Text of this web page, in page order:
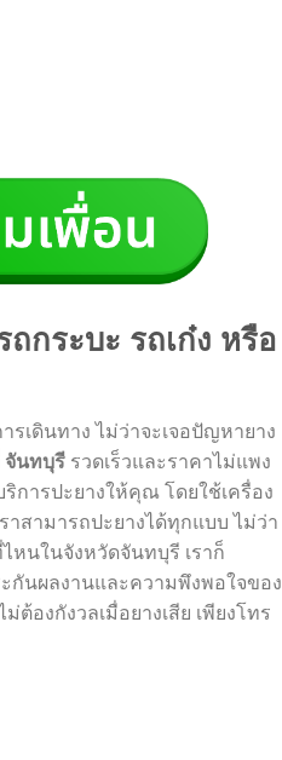
กระบะ รถเก๋ง หรือ
เดินทาง ไม่ว่าจะเจอปัญหายาง
จันทบุรี รวดเร็วและราคาไม่แพง
การปะยางให้คุณ โดยใช้เครื่อง
สามารถปะยางได้ทุกแบบ ไม่ว่า
หนในจังหวัดจันทบุรี เราก็
ะกันผลงานและความพึงพอใจของ
งกังวลเมื่อยางเสีย เพียงโทร